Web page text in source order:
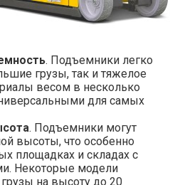
. Подъемники легко
грузы, так и тяжелое
весом в несколько
для самых
. Подъемники могут
высоты, что особенно
площадках и складах с
Некоторые модели
на высоту до 20